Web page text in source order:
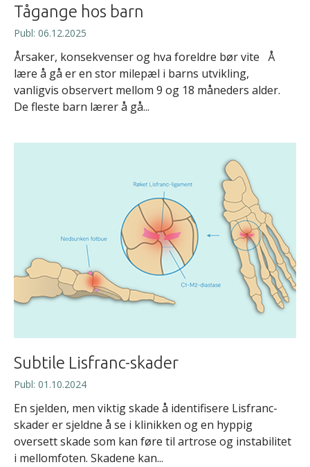
Tågange hos barn
Publ: 06.12.2025
Årsaker, konsekvenser og hva foreldre bør vite Å
lære å gå er en stor milepæl i barns utvikling,
vanligvis observert mellom 9 og 18 måneders alder.
De fleste barn lærer å gå...
Subtile Lisfranc-skader
Publ: 01.10.2024
En sjelden, men viktig skade å identifisere Lisfranc-
skader er sjeldne å se i klinikken og en hyppig
oversett skade som kan føre til artrose og instabilitet
i mellomfoten. Skadene kan...